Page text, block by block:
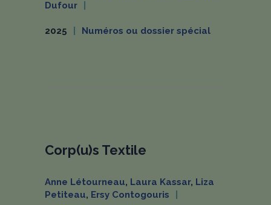
Dufour
2025 Numéros ou dossier spécial
Corp(u)s Textile
Anne Létourneau, Laura Kassar, Liza
Petiteau, Ersy Contogouris